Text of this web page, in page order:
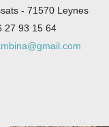
- 71570 Leynes
27 93 15 64